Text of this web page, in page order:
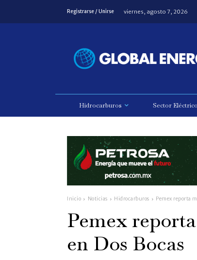
Registrarse / Unirse viernes, agosto 7, 2026
Hidrocarburos Sector Eléctrico
Inicio Noticias Hidrocarburos Pemex reporta
Pemex
en Dos Bocas